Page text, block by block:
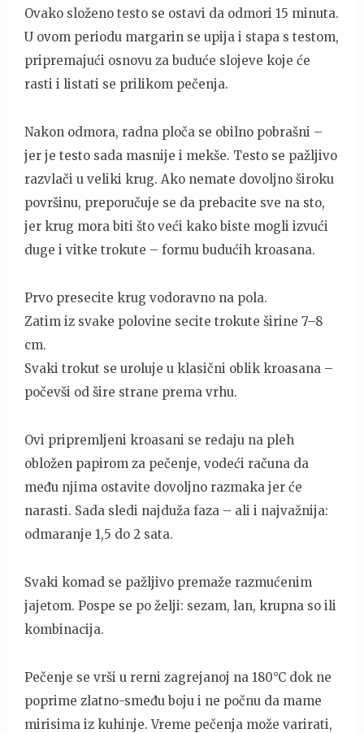
Ovako složeno testo se ostavi da odmori 15 minuta.
U ovom periodu margarin se upija i stapa s testom,
pripremajući osnovu za buduće slojeve koje će
rasti i listati se prilikom pečenja.
Nakon odmora, radna ploča se obilno pobrašni –
jer je testo sada masnije i mekše. Testo se pažljivo
razvlači u veliki krug. Ako nemate dovoljno široku
površinu, preporučuje se da prebacite sve na sto,
jer krug mora biti što veći kako biste mogli izvući
duge i vitke trokute – formu budućih kroasana.
Prvo presecite krug vodoravno na pola.
Zatim iz svake polovine secite trokute širine 7–8
cm.
Svaki trokut se uroluje u klasični oblik kroasana –
počevši od šire strane prema vrhu.
Ovi pripremljeni kroasani se redaju na pleh
obložen papirom za pečenje, vodeći računa da
među njima ostavite dovoljno razmaka jer će
narasti. Sada sledi najduža faza – ali i najvažnija:
odmaranje 1,5 do 2 sata.
Svaki komad se pažljivo premaže razmućenim
jajetom. Pospe se po želji: sezam, lan, krupna so ili
kombinacija.
Pečenje se vrši u rerni zagrejanoj na 180°C dok ne
poprime zlatno-smeđu boju i ne počnu da mame
mirisima iz kuhinje. Vreme pečenja može varirati,